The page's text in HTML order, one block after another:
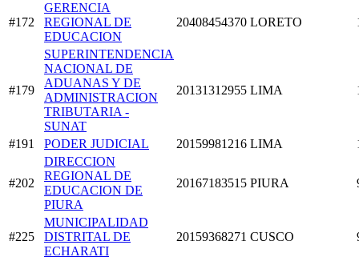
#172
GERENCIA
REGIONAL DE
EDUCACION
20408454370 LORETO
#179
SUPERINTENDENCIA
NACIONAL DE
ADUANAS Y DE
ADMINISTRACION
TRIBUTARIA -
SUNAT
20131312955 LIMA
#191 PODER JUDICIAL 20159981216 LIMA
#202
DIRECCION
REGIONAL DE
EDUCACION DE
PIURA
20167183515 PIURA
#225
MUNICIPALIDAD
DISTRITAL DE
ECHARATI
20159368271 CUSCO